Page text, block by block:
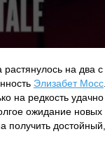
на два
Элизабет Мосс
на редкость
ожидание
получить